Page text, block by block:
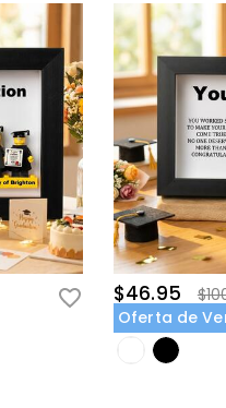
$46.95
Oferta de